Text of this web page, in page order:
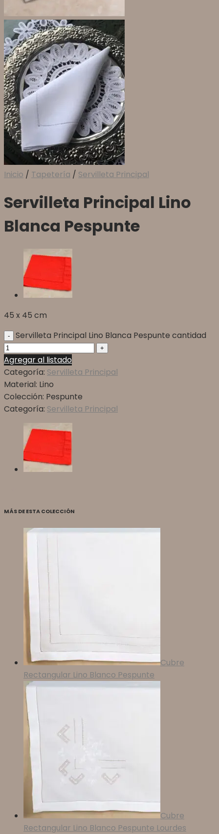
Inicio / Tapetería / Servilleta Principal
Servilleta Principal Lino
Blanca Pespunte
45 x 45 cm
Servilleta Principal Lino Blanca Pespunte cantidad
Agregar al listado
Categoría: Servilleta Principal
Material: Lino
Colección: Pespunte
Categoría: Servilleta Principal
MÁS DE ESTA COLECCIÓN
Cubre
Rectangular Lino Blanco Pespunte
Cubre
Rectangular Lino Blanco Pespunte Lourdes